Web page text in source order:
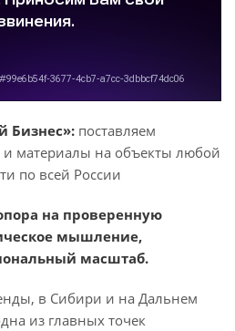
Бизнес»: поставляем
материалы на объекты любой
по всей России
на проверенную
мышление,
масштаб.
в Сибири и на Дальнем
из главных точек